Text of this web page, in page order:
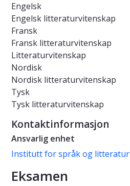
Engelsk
Engelsk litteraturvitenskap
Fransk
Fransk litteraturvitenskap
Litteraturvitenskap
Nordisk
Nordisk litteraturvitenskap
Tysk
Tysk litteraturvitenskap
Kontaktinformasjon
Ansvarlig enhet
Institutt for språk og litteratur
Eksamen